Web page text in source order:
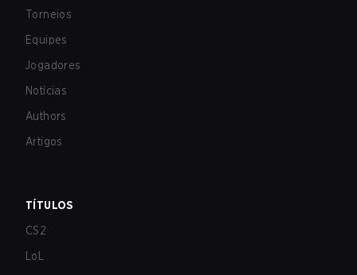
Torneios
Equipes
Jogadores
Notícias
Authors
Artigos
TÍTULOS
CS2
LoL